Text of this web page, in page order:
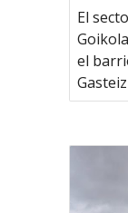
El
el
Gasteiz